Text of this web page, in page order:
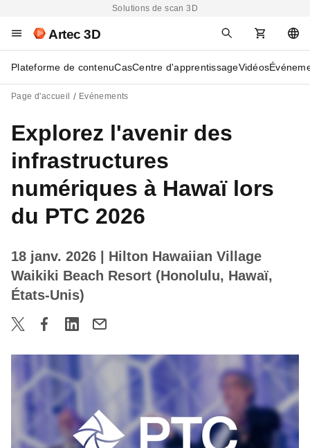
Solutions de scan 3D
Artec 3D
Plateforme de contenuCasCentre d'apprentissageVidéos
Page d'accueil Evénements
Explorez l'avenir des
infrastructures
numériques à Hawaï lors
du PTC 2026
18 janv. 2026
| Hilton Hawaiian Village
Waikiki Beach Resort (Honolulu, Hawaï,
États-Unis)